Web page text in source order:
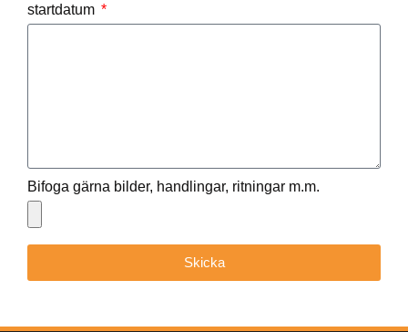
startdatum
Bifoga gärna bilder, handlingar, ritningar m.m.
Skicka